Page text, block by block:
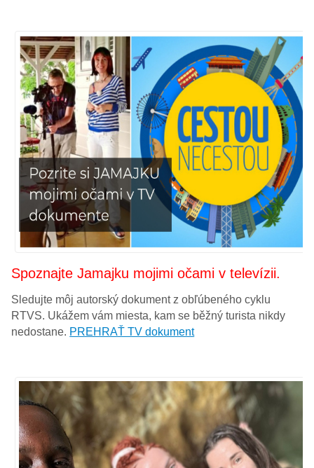
Spoznajte Jamajku mojimi očami v televízii.
Sledujte môj autorský dokument z obľúbeného cyklu
RTVS. Ukážem vám miesta, kam se běžný turista nikdy
nedostane. PREHRAŤ TV dokument